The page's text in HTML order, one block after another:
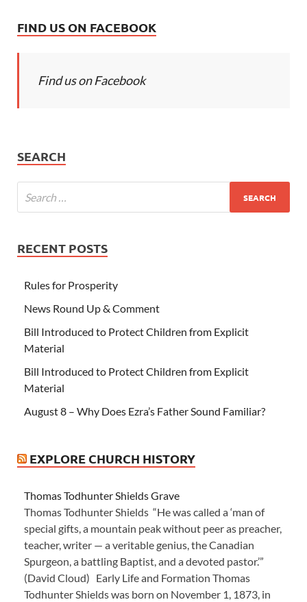
FIND US ON FACEBOOK
Find us on Facebook
SEARCH
RECENT POSTS
Rules for Prosperity
News Round Up & Comment
Bill Introduced to Protect Children from Explicit
Material
Bill Introduced to Protect Children from Explicit
Material
August 8 – Why Does Ezra’s Father Sound Familiar?
EXPLORE CHURCH HISTORY
Thomas Todhunter Shields Grave
Thomas Todhunter Shields “He was called a ‘man of
special gifts, a mountain peak without peer as preacher,
teacher, writer — a veritable genius, the Canadian
Spurgeon, a battling Baptist, and a devoted pastor.’”
(David Cloud) Early Life and Formation Thomas
Todhunter Shields was born on November 1, 1873, in